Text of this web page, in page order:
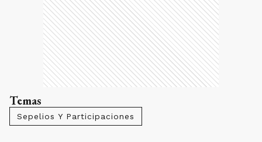
Temas
Sepelios Y Participaciones